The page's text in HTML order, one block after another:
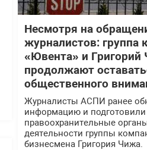
Несмотря на
журналистов: группа
«Ювента» и Григорий
продолжают
общественного
Журналисты АСПИ ранее
информацию и
правоохранительные
деятельности группы
бизнесмена Григория Чижа.